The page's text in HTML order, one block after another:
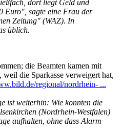
dort liegt Geld und
Euro", sagte eine Frau der
Zeitung" (WAZ). In
üblich.
die Beamten kamen mit
weil die Sparkasse verweigert hat,
regional/nordrhein- ...
ist weiterhin: Wie konnten die
(Nordrhein-Westfalen)
aufhalten, ohne dass Alarm